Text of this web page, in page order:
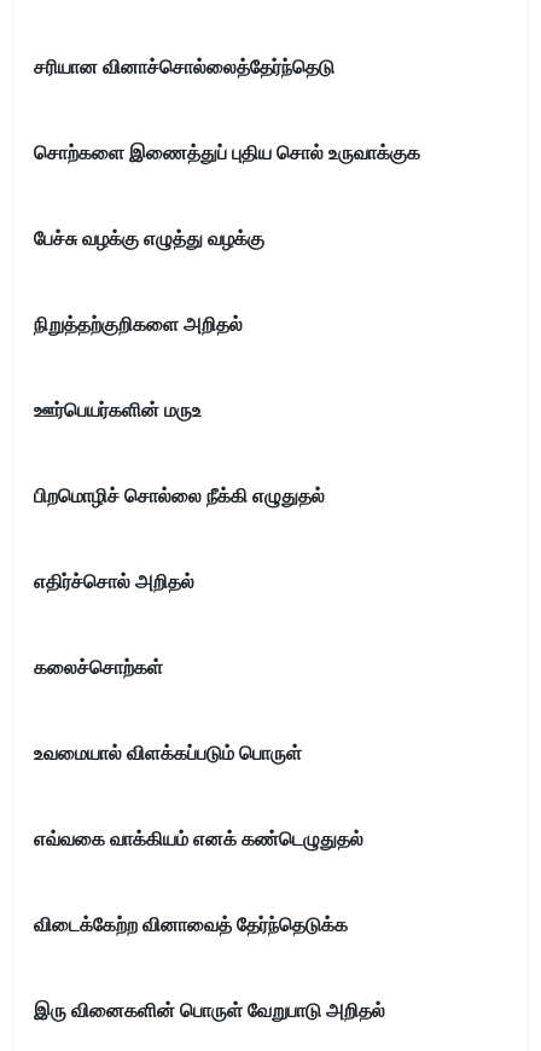
சரியான வினாச்சொல்லைத்தேர்ந்தெடு
சொற்களை இணைத்துப் புதிய சொல் உருவாக்குக
பேச்சு வழக்கு எழுத்து வழக்கு
நிறுத்தற்குறிகளை அறிதல்
ஊர்பெயர்களின் மருஉ
பிறமொழிச் சொல்லை நீக்கி எழுதுதல்
எதிர்ச்சொல் அறிதல்
கலைச்சொற்கள்
உவமையால் விளக்கப்படும் பொருள்
எவ்வகை வாக்கியம் எனக் கண்டெழுதுதல்
விடைக்கேற்ற வினாவைத் தேர்ந்தெடுக்க
இரு வினைகளின் பொருள் வேறுபாடு அறிதல்